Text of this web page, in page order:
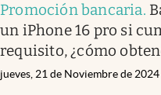
Promoción bancaria.
un iPhone 16 pro si
requisito, ¿cómo
jueves, 21 de Noviembre de 2024